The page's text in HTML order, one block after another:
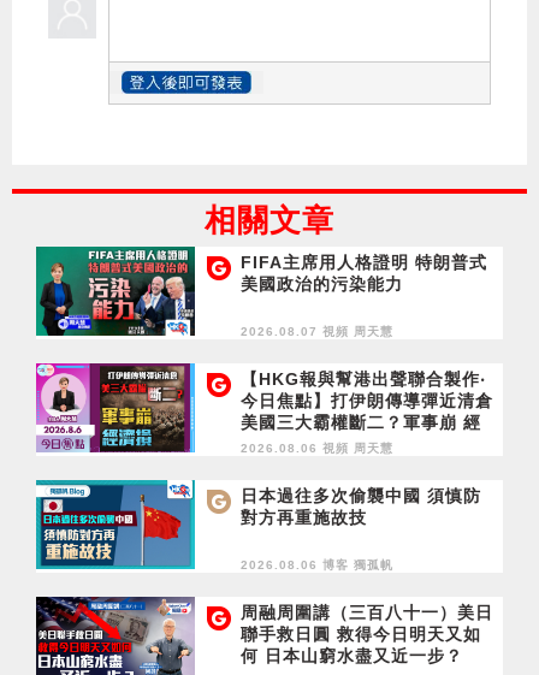
相關文章
FIFA主席用人格證明 特朗普式
美國政治的污染能力
2026.08.07 視頻 周天慧
【HKG報與幫港出聲聯合製作‧
今日焦點】打伊朗傳導彈近清倉
美國三大霸權斷二？軍事崩 經
濟損
2026.08.06 視頻 周天慧
日本過往多次偷襲中國 須慎防
對方再重施故技
2026.08.06 博客 獨孤帆
周融周圍講（三百八十一）美日
聯手救日圓 救得今日明天又如
何 日本山窮水盡又近一步？